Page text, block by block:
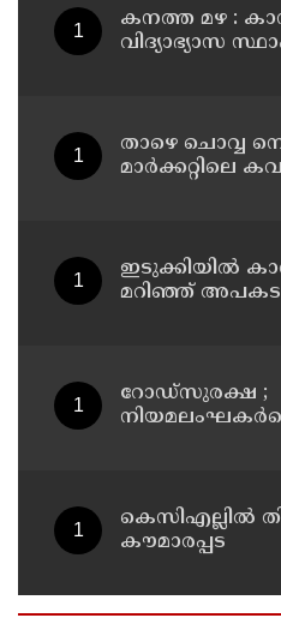
കനത്ത മഴ :
വിദ്യാഭ്യാസ
താഴെ ചൊവ്വ
മാർക്കറ്റിലെ
ഇടുക്കിയിൽ
മറിഞ്ഞ്
റോഡ്‌സുരക്ഷ ;
കെസിഎല്ലിൽ
കൗമാരപ്പട